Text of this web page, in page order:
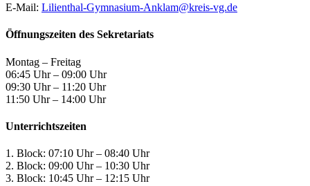
E-Mail: Lilienthal-Gymnasium-Anklam@kreis-vg.de
Öffnungszeiten des Sekretariats
Montag – Freitag
06:45 Uhr – 09:00 Uhr
09:30 Uhr – 11:20 Uhr
11:50 Uhr – 14:00 Uhr
Unterrichtszeiten
1. Block: 07:10 Uhr – 08:40 Uhr
2. Block: 09:00 Uhr – 10:30 Uhr
3. Block: 10:45 Uhr – 12:15 Uhr